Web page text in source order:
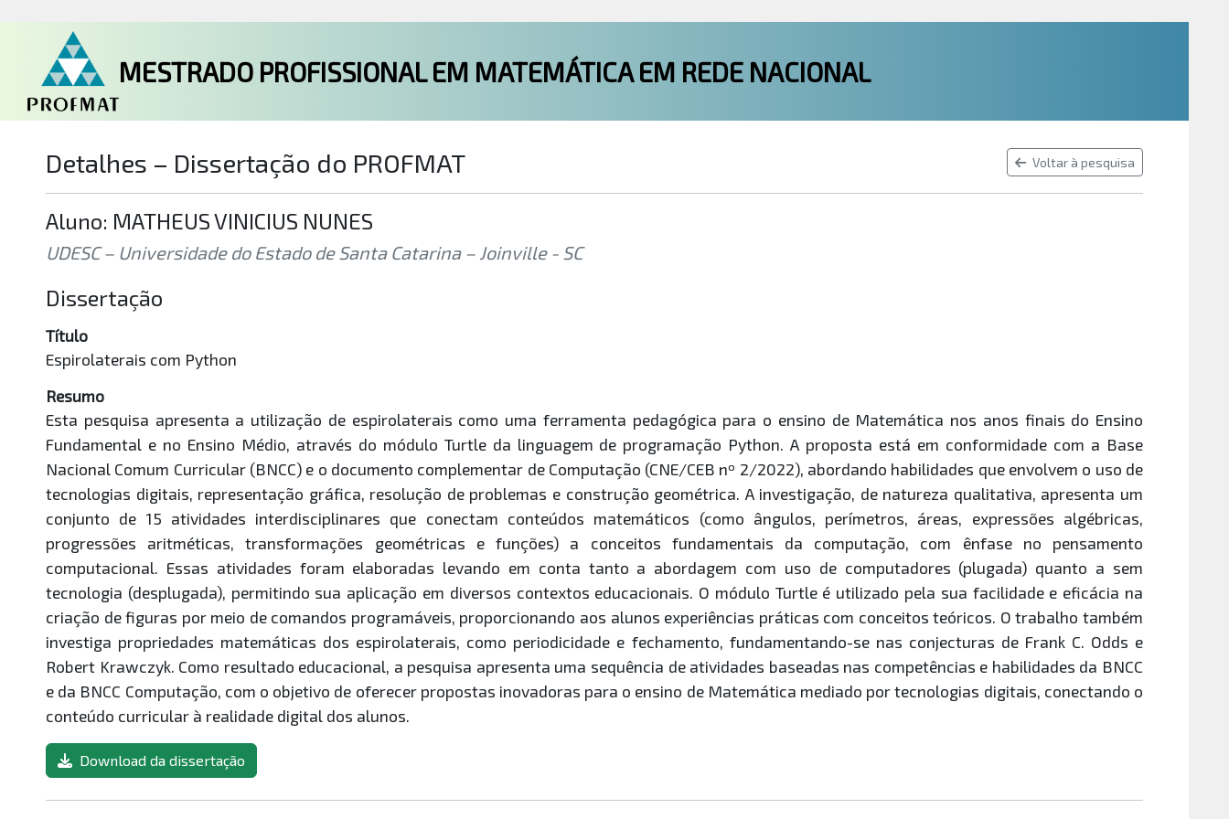
MESTRADO PROFISSIONAL EM MATEMÁTICA EM REDE NACIONAL
Detalhes – Dissertação do PROFMAT Voltar à pesquisa
Aluno: MATHEUS VINICIUS NUNES
UDESC – Universidade do Estado de Santa Catarina – Joinville - SC
Dissertação
Título
Espirolaterais com Python
Resumo
Esta pesquisa apresenta a utilização de espirolaterais como uma ferramenta pedagógica para o ensino de Matemática nos anos finais do Ensino
Fundamental e no Ensino Médio, através do módulo Turtle da linguagem de programação Python. A proposta está em conformidade com a Base
Nacional Comum Curricular (BNCC) e o documento complementar de Computação (CNE/CEB nº 2/2022), abordando habilidades que envolvem o uso de
tecnologias digitais, representação gráfica, resolução de problemas e construção geométrica. A investigação, de natureza qualitativa, apresenta um
conjunto de 15 atividades interdisciplinares que conectam conteúdos matemáticos (como ângulos, perímetros, áreas, expressões algébricas,
progressões aritméticas, transformações geométricas e funções) a conceitos fundamentais da computação, com ênfase no pensamento
computacional. Essas atividades foram elaboradas levando em conta tanto a abordagem com uso de computadores (plugada) quanto a sem
tecnologia (desplugada), permitindo sua aplicação em diversos contextos educacionais. O módulo Turtle é utilizado pela sua facilidade e eficácia na
criação de figuras por meio de comandos programáveis, proporcionando aos alunos experiências práticas com conceitos teóricos. O trabalho também
investiga propriedades matemáticas dos espirolaterais, como periodicidade e fechamento, fundamentando-se nas conjecturas de Frank C. Odds e
Robert Krawczyk. Como resultado educacional, a pesquisa apresenta uma sequência de atividades baseadas nas competências e habilidades da BNCC
e da BNCC Computação, com o objetivo de oferecer propostas inovadoras para o ensino de Matemática mediado por tecnologias digitais, conectando o
conteúdo curricular à realidade digital dos alunos.
Download da dissertação